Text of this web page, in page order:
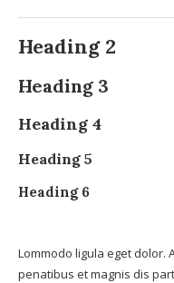
Heading 2
Heading 3
Heading 4
Heading 5
Heading 6
Lommodo ligula eget dolor.
penatibus et magnis dis